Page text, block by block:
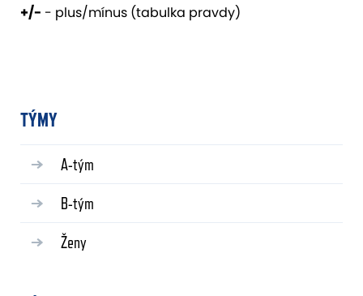
+/- - plus/mínus (tabulka pravdy)
TÝMY
A-tým
B-tým
Ženy